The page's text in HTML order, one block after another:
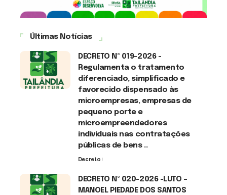
Últimas Notícias
DECRETO Nº 019-2026 -
Regulamenta o tratamento
diferenciado, simplificado e
favorecido dispensado às
microempresas, empresas de
pequeno porte e
microempreendedores
individuais nas contratações
públicas de bens ..
Decreto
DECRETO Nº 020-2026 -LUTO –
MANOEL PIEDADE DOS SANTOS